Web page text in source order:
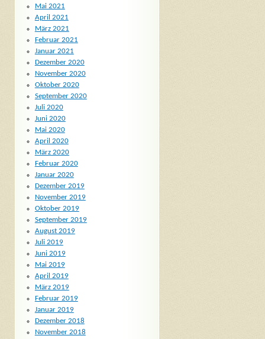
Mai 2021
April 2021
März 2021
Februar 2021
Januar 2021
Dezember 2020
November 2020
Oktober 2020
September 2020
Juli 2020
Juni 2020
Mai 2020
April 2020
März 2020
Februar 2020
Januar 2020
Dezember 2019
November 2019
Oktober 2019
September 2019
August 2019
Juli 2019
Juni 2019
Mai 2019
April 2019
März 2019
Februar 2019
Januar 2019
Dezember 2018
November 2018